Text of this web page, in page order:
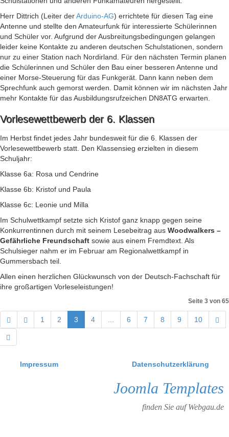
Herr Dittrich (Leiter derArduino-AG) errichtete für diesen Tag eine
Antenne und stellte den Amateurfunk für interessierte Schülerinnen
und Schüler vor. Aufgrund der Ausbreitungsbedingungen gelangen
leider keine Kontakte zu anderen deutschen Schulstationen, sondern
nur zu einer Station nach Nordirland. Für den nächsten Termin planen
die Schülerinnen und Schüler den Bau einer besseren Antenne und
einer Morse-Steuerung für das Funkgerät. Dann kann neben dem
Sprechfunk auch gemorst werden. Damit können wir im nächsten Jahr
mehr Kontakte für das Ausbildungsrufzeichen DN8ATG erwarten.
Vorlesewettbewerb der 6. Klassen
Im Herbst findet jedes Jahr bundesweit für die 6. Klassen der
Vorlesewettbewerb statt. Den Klassensieg erzielten in diesem
Schuljahr:
Klasse 6a: Rosa und Cendrine
Klasse 6b: Kristof und Paula
Klasse 6c: Leonie und Milla
Im Schulwettkampf setzte sich Kristof ganz knapp gegen seine
Konkurrentinnen durch mit seinem Lesebeitrag aus Woodwalkers –
Gefährliche Freundschaft sowie aus einem Fremdtext. Als
Schulsieger nahm er im Februar am Regionalwettkampf in
Gummersbach teil.
Allen einen herzlichen Glückwunsch von der Deutsch-Fachschaft für
ihre großartigen Vorleseleistungen!
Seite 3 von 65
1 2 3 4 6 7 8 9 10
Impressum Datenschutzerklärung
Joomla Templates
finden Sie auf Webgau.de